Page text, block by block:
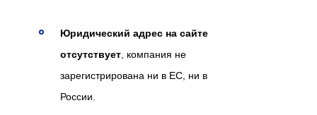
Юридический адрес на сайте
отсутствует , компания не
зарегистрирована ни в ЕС, ни в
России.